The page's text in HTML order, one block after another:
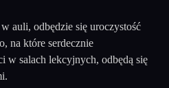
auli, odbędzie się uroczystość
na które serdecznie
w salach lekcyjnych, odbędą się